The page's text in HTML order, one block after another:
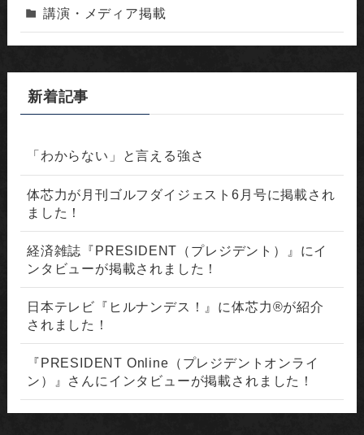
講演・メディア掲載
新着記事
「わからない」と言える強さ
体芯力が月刊ゴルフダイジェスト6月号に掲載され
ました！
経済雑誌『PRESIDENT（プレジデント）』にイ
ンタビューが掲載されました！
日本テレビ『ヒルナンデス！』に体芯力®が紹介
されました！
『PRESIDENT Online（プレジデントオンライ
ン）』さんにインタビューが掲載されました！